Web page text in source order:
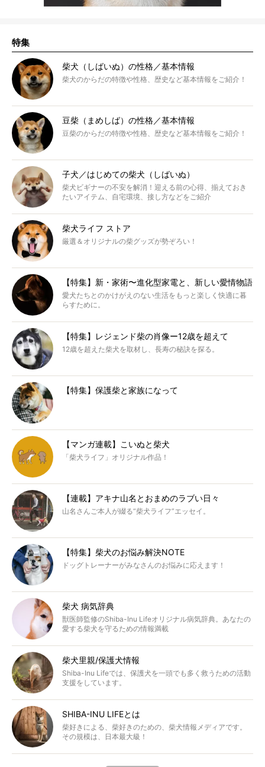
特集
柴犬（しばいぬ）の性格／基本情報
柴犬のからだの特徴や性格、歴史など基本情報をご紹介！
豆柴（まめしば）の性格／基本情報
豆柴のからだの特徴や性格、歴史など基本情報をご紹介！
子犬／はじめての柴犬（しばいぬ）
柴犬ビギナーの不安を解消！迎える前の心得、揃えておき
たいアイテム、自宅環境、接し方などをご紹介
柴犬ライフ ストア
厳選＆オリジナルの柴グッズが勢ぞろい！
【特集】新・家術〜進化型家電と、新しい愛情物語
愛犬たちとのかけがえのない生活をもっと楽しく快適に暮
らすために。
【特集】レジェンド柴の肖像ー12歳を超えて
12歳を超えた柴犬を取材し、長寿の秘訣を探る。
【特集】保護柴と家族になって
【マンガ連載】こいぬと柴犬
「柴犬ライフ」オリジナル作品！
【連載】アキナ山名とおまめのラブい日々
山名さんご本人が綴る“柴犬ライフ”エッセイ。
【特集】柴犬のお悩み解決NOTE
ドッグトレーナーがみなさんのお悩みに応えます！
柴犬 病気辞典
獣医師監修のShiba-Inu Lifeオリジナル病気辞典。あなたの
愛する柴犬を守るための情報満載
柴犬里親/保護犬情報
Shiba-Inu Lifeでは、保護犬を一頭でも多く救うための活動
支援をしています。
SHIBA-INU LIFEとは
柴好きによる、柴好きのための、柴犬情報メディアです。
その規模は、日本最大級！